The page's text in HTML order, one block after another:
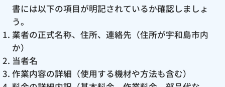
書には以下の項目が明記されているか確認しましょ
う。
業者の正式名称、住所、連絡先（住所が宇和島市内
か）
当者名
作業内容の詳細（使用する機材や方法も含む）